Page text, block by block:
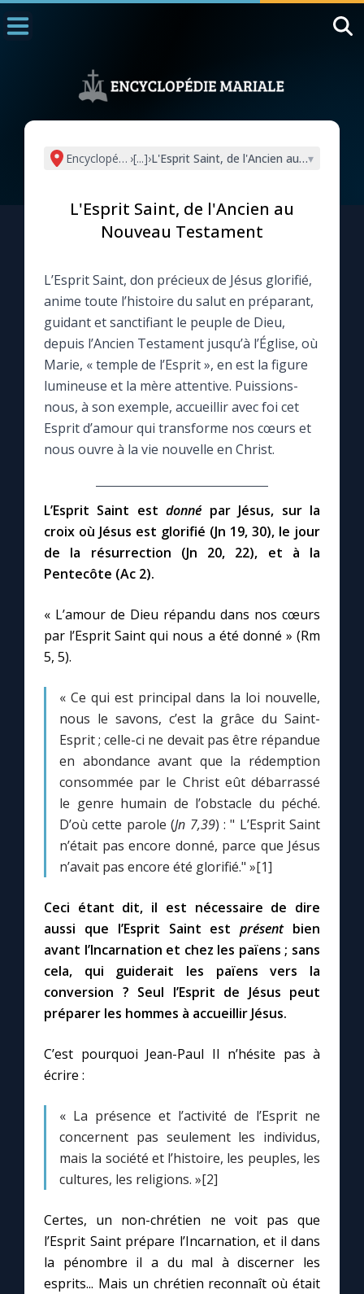
L'actualité de la semaine
La newsletter
La vidéo de la semaine
Le compte Tiktok
Le magazine
Questions-réponses
Avec Thérèse de Lisieux
Les premiers samedis du mois
Marie qui défait les nœuds
Me consacrer à Jésus par Marie
Mes intentions de prière
Une Minute avec Marie
Une neuvaine
À la une
1000 Raisons de Croire
Contact
Faire un don
Marie de Nazareth
Encyclopédie mariale
›[...]›L'Esprit Saint, de l'Ancien au Nouveau
▾
L'Esprit Saint, de l'Ancien au
Nouveau Testament
L’Esprit Saint, don précieux de Jésus glorifié,
anime toute l’histoire du salut en préparant,
guidant et sanctifiant le peuple de Dieu,
depuis l’Ancien Testament jusqu’à l’Église, où
Marie, « temple de l’Esprit », en est la figure
lumineuse et la mère attentive. Puissions-
nous, à son exemple, accueillir avec foi cet
Esprit d’amour qui transforme nos cœurs et
nous ouvre à la vie nouvelle en Christ.
L’Esprit Saint estdonné par Jésus, sur la
croix où Jésus est glorifié (Jn 19, 30), le jour
de la résurrection (Jn 20, 22), et à la
Pentecôte (Ac 2).
« L’amour de Dieu répandu dans nos cœurs
par l’Esprit Saint qui nous a été donné » (Rm
5, 5).
« Ce qui est principal dans la loi nouvelle,
nous le savons, c’est la grâce du Saint-
Esprit ; celle-ci ne devait pas être répandue
en abondance avant que la rédemption
consommée par le Christ eût débarrassé
le genre humain de l’obstacle du péché.
D’où cette parole (Jn 7,39) : " L’Esprit Saint
n’était pas encore donné, parce que Jésus
n’avait pas encore été glorifié." »[1]
Ceci étant dit, il est nécessaire de dire
aussi que l’Esprit Saint estprésentbien
avant l’Incarnation et chez les païens ; sans
cela, qui guiderait les païens vers la
conversion ? Seul l’Esprit de Jésus peut
préparer les hommes à accueillir Jésus.
C’est pourquoi Jean-Paul II n’hésite pas à
écrire :
« La présence et l’activité de l’Esprit ne
concernent pas seulement les individus,
mais la société et l’histoire, les peuples, les
cultures, les religions. »[2]
Certes, un non-chrétien ne voit pas que
l’Esprit Saint prépare l’Incarnation, et il dans
la pénombre il a du mal à discerner les
esprits... Mais un chrétien reconnaît où était